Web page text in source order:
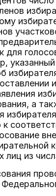
а
к
из